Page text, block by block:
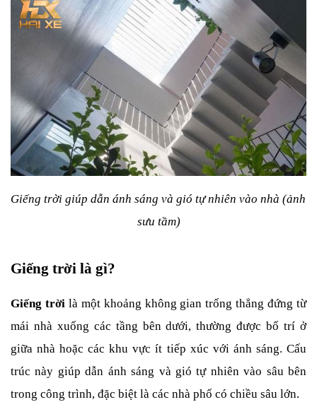
Giếng trời giúp dẫn ánh sáng và gió tự nhiên vào nhà (ảnh
sưu tầm)
Giếng trời là gì?
Giếng trời là một khoảng không gian trống thẳng đứng từ
mái nhà xuống các tầng bên dưới, thường được bố trí ở
giữa nhà hoặc các khu vực ít tiếp xúc với ánh sáng. Cấu
trúc này giúp dẫn ánh sáng và gió tự nhiên vào sâu bên
trong công trình, đặc biệt là các nhà phố có chiều sâu lớn.